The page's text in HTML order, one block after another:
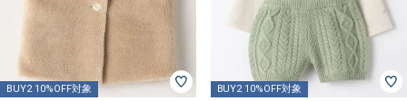
BUY2 10%OFF対象 BUY2 10%OFF対象